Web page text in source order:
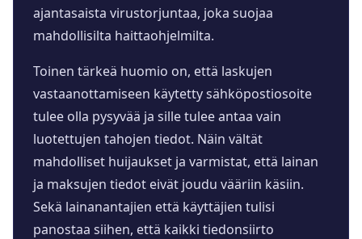
ajantasaista virustorjuntaa, joka suojaa
mahdollisilta haittaohjelmilta.
Toinen tärkeä huomio on, että laskujen
vastaanottamiseen käytetty sähköpostiosoite
tulee olla pysyvää ja sille tulee antaa vain
luotettujen tahojen tiedot. Näin vältät
mahdolliset huijaukset ja varmistat, että lainan
ja maksujen tiedot eivät joudu vääriin käsiin.
Sekä lainanantajien että käyttäjien tulisi
panostaa siihen, että kaikki tiedonsiirto